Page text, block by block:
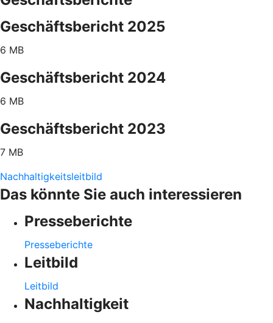
Geschäftsbericht 2025
6 MB
Geschäftsbericht 2024
6 MB
Geschäftsbericht 2023
7 MB
Nachhaltigkeitsleitbild
Das könnte Sie auch interessieren
Presseberichte
Presseberichte
Leitbild
Leitbild
Nachhaltigkeit